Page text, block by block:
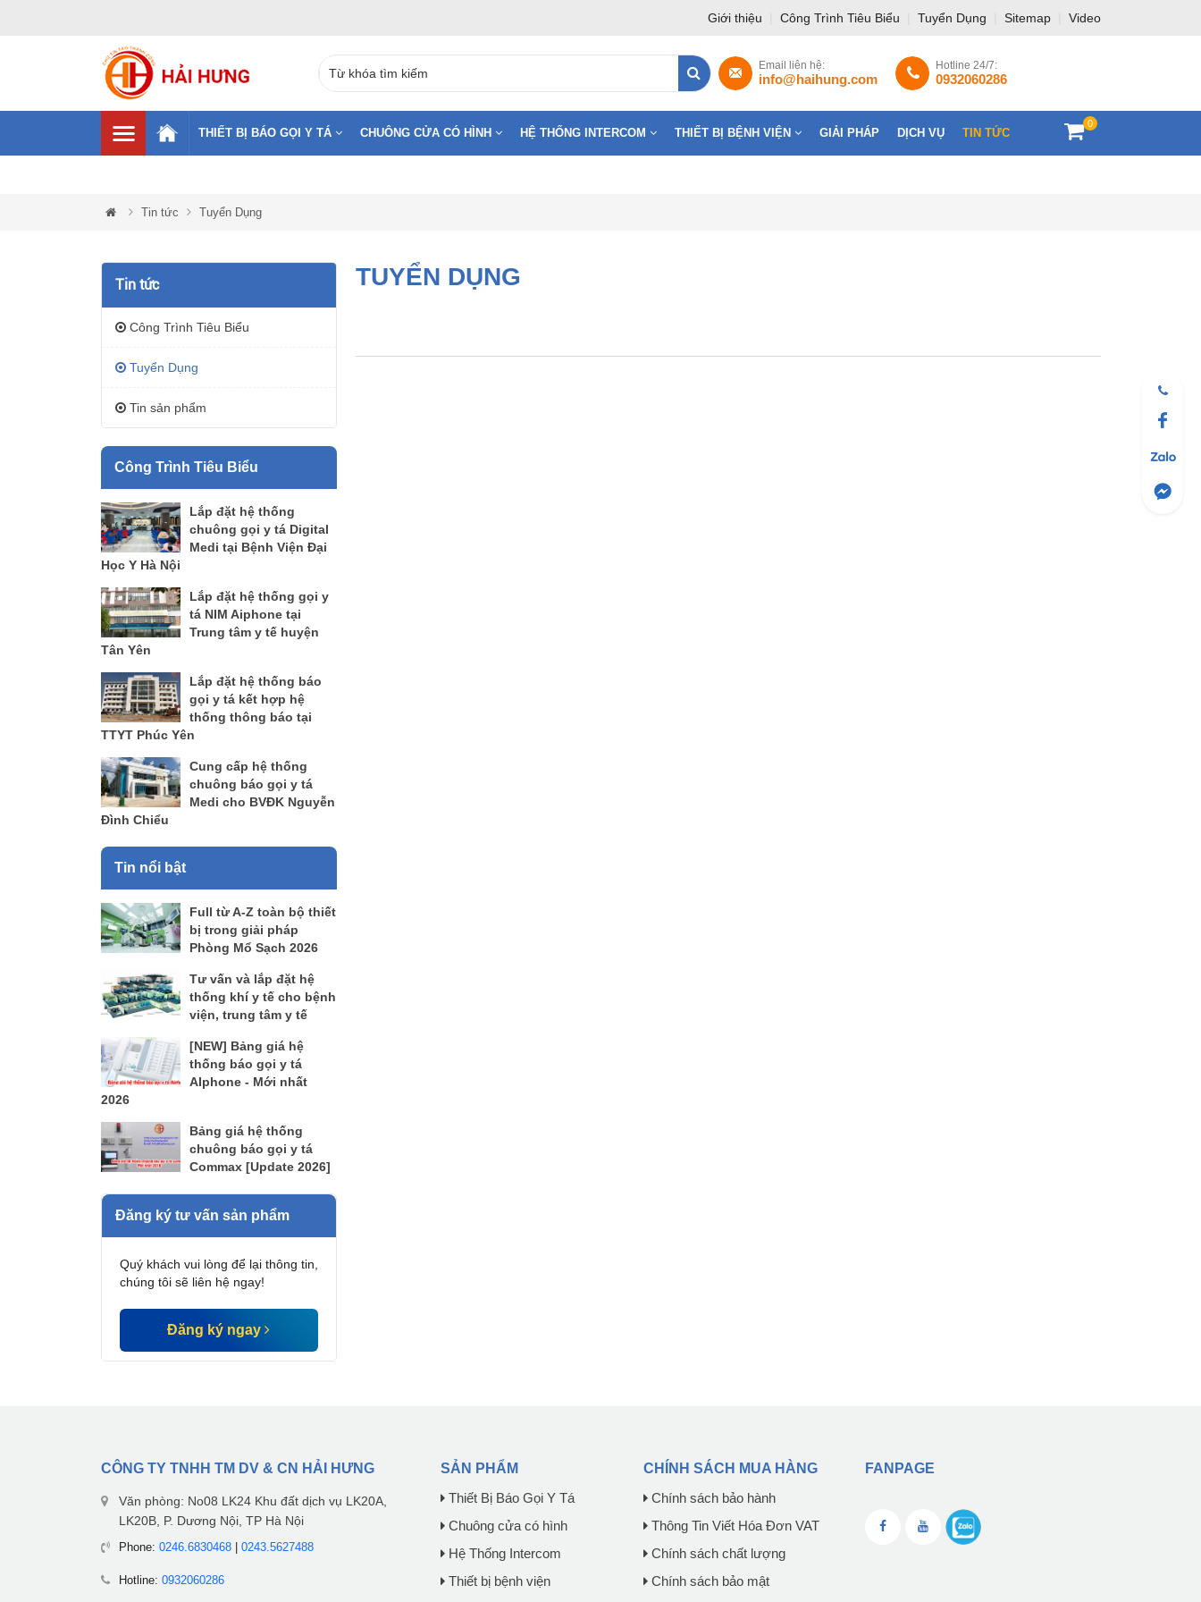
Giới thiệu Công Trình Tiêu Biểu Tuyển Dụng Sitemap Video
Hotline 24/7:
0932060286
Email liên hệ:
info@haihung.com
0
THIẾT BỊ BÁO GỌI Y TÁ CHUÔNG CỬA CÓ HÌNH HỆ THỐNG INTERCOM THIẾT BỊ BỆNH VIỆN GIẢI PHÁP DỊCH VỤ TIN TỨC
Tin tức Tuyển Dụng
Tin tức
Công Trình Tiêu Biểu
Tuyển Dụng
Tin sản phẩm
Công Trình Tiêu Biểu
Lắp đặt hệ thống
chuông gọi y tá Digital
Medi tại Bệnh Viện Đại
Học Y Hà Nội
Lắp đặt hệ thống gọi y
tá NIM Aiphone tại
Trung tâm y tế huyện
Tân Yên
Lắp đặt hệ thống báo
gọi y tá kết hợp hệ
thống thông báo tại
TTYT Phúc Yên
Cung cấp hệ thống
chuông báo gọi y tá
Medi cho BVĐK Nguyễn
Đình Chiểu
Tin nổi bật
Full từ A-Z toàn bộ thiết
bị trong giải pháp
Phòng Mổ Sạch 2026
Tư vấn và lắp đặt hệ
thống khí y tế cho bệnh
viện, trung tâm y tế
[NEW] Bảng giá hệ
thống báo gọi y tá
AIphone - Mới nhất
2026
Bảng giá hệ thống
chuông báo gọi y tá
Commax [Update 2026]
Đăng ký tư vấn sản phẩm
Quý khách vui lòng để lại thông tin,
chúng tôi sẽ liên hệ ngay!
Đăng ký ngay
TUYỂN DỤNG
CÔNG TY TNHH TM DV & CN HẢI HƯNG
Văn phòng: No08 LK24 Khu đất dịch vụ LK20A,
LK20B, P. Dương Nội, TP Hà Nội
Phone: 0246.6830468| 0243.5627488
Hotline: 0932060286
SẢN PHẨM
Thiết Bị Báo Gọi Y Tá
Chuông cửa có hình
Hệ Thống Intercom
Thiết bị bệnh viện
CHÍNH SÁCH MUA HÀNG
Chính sách bảo hành
Thông Tin Viết Hóa Đơn VAT
Chính sách chất lượng
Chính sách bảo mật
FANPAGE